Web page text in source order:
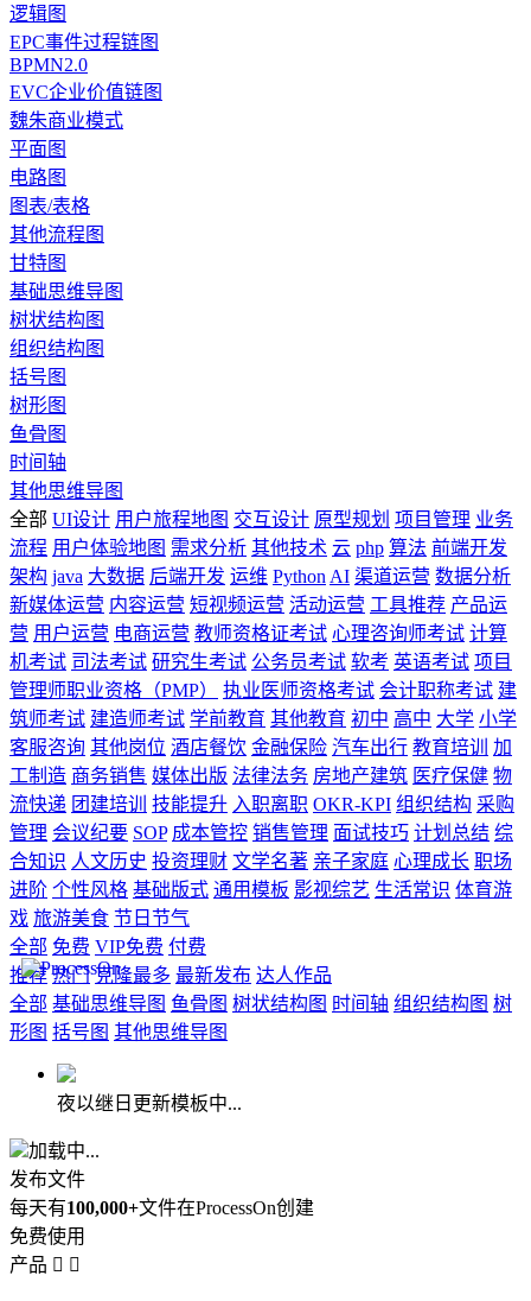
逻辑图
EPC事件过程链图
BPMN2.0
EVC企业价值链图
魏朱商业模式
平面图
电路图
图表/表格
其他流程图
甘特图
基础思维导图
树状结构图
组织结构图
括号图
树形图
鱼骨图
时间轴
其他思维导图
全部 UI设计 用户旅程地图 交互设计 原型规划 项目管理 业务
流程 用户体验地图 需求分析 其他技术 云 php 算法 前端开发
架构 java 大数据 后端开发 运维 Python AI 渠道运营 数据分析
新媒体运营 内容运营 短视频运营 活动运营 工具推荐 产品运
营 用户运营 电商运营 教师资格证考试 心理咨询师考试 计算
机考试 司法考试 研究生考试 公务员考试 软考 英语考试 项目
管理师职业资格（PMP）
执业医师资格考试 会计职称考试 建
筑师考试 建造师考试 学前教育 其他教育 初中 高中 大学 小学
客服咨询 其他岗位 酒店餐饮 金融保险 汽车出行 教育培训
加
工制造 商务销售 媒体出版 法律法务 房地产建筑 医疗保健 物
流快递 团建培训 技能提升 入职离职 OKR-KPI 组织结构 采购
管理 会议纪要 SOP 成本管控 销售管理 面试技巧 计划总结 综
合知识 人文历史 投资理财 文学名著 亲子家庭 心理成长 职场
进阶 个性风格 基础版式 通用模板 影视综艺 生活常识 体育游
戏 旅游美食 节日节气
全部 免费 VIP免费 付费
推荐 热门 克隆最多 最新发布 达人作品
全部 基础思维导图 鱼骨图 树状结构图 时间轴 组织结构图 树
形图 括号图 其他思维导图
夜以继日更新模板中...
加载中...
发布文件
每天有100,000+文件在ProcessOn创建
免费使用
产品  